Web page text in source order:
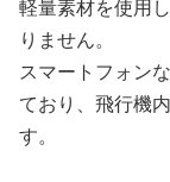
軽量素材を使用
りません。
スマートフォン
ており、飛行機
す。